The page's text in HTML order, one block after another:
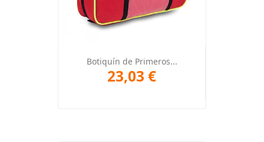
Botiquín de Primeros...
23,03 €